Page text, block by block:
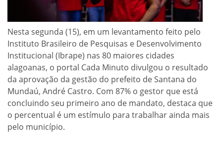
Nesta segunda (15), em um levantamento feito pelo
Instituto Brasileiro de Pesquisas e Desenvolvimento
Institucional (Ibrape) nas 80 maiores cidades
alagoanas, o portal Cada Minuto divulgou o resultado
da aprovação da gestão do prefeito de Santana do
Mundaú, André Castro. Com 87% o gestor que está
concluindo seu primeiro ano de mandato, destaca que
o percentual é um estímulo para trabalhar ainda mais
pelo município.